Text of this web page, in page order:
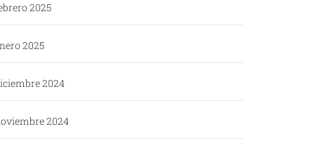
2025
2025
2024
2024